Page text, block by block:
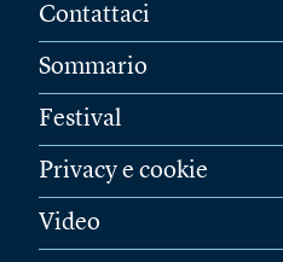
Contattaci
Sommario
Festival
Privacy e cookie
Video